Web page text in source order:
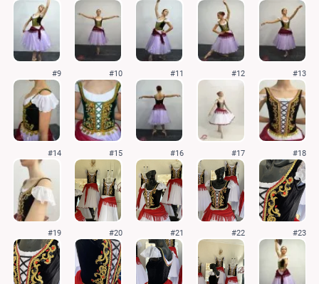
#9 #10 #11 #12 #13
#14 #15 #16 #17 #18
#19 #20 #21 #22 #23